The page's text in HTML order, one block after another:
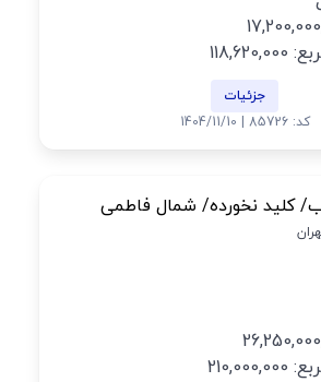
جزئیات
کد: 85726 | 1404/11/10